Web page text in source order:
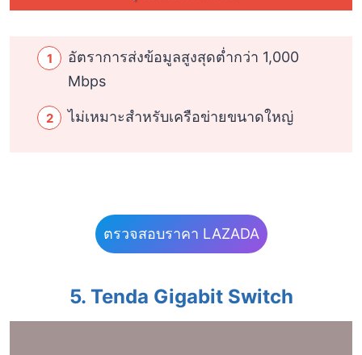
อัตราการส่งข้อมูลสูงสุดต่ำกว่า 1,000
Mbps
ไม่เหมาะสำหรับเครือข่ายขนาดใหญ่
ตรวจสอบราคา LAZADA
5. Tenda Gigabit Switch